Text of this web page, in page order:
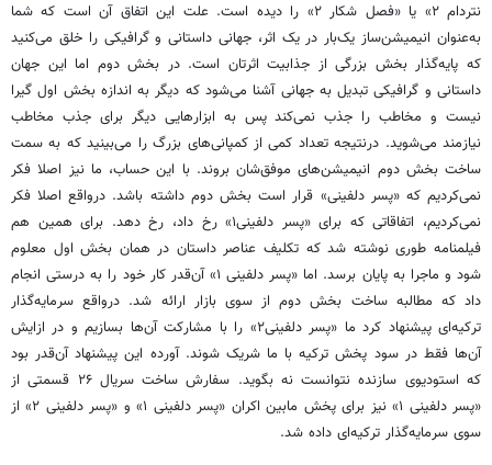
نتردام ۲» یا «فصل شکار ۲» را دیده است. علت این اتفاق آن است که شما
به‌عنوان انیمیشن‌ساز یک‌بار در یک اثر، جهانی داستانی و گرافیکی را خلق می‌کنید
که پایه‌گذار بخش بزرگی از جذابیت اثرتان است. در بخش دوم اما این جهان
داستانی و گرافیکی تبدیل به جهانی آشنا می‌شود که دیگر به اندازه بخش اول گیرا
نیست و مخاطب را جذب‌ نمی‌کند پس به ابزارهایی دیگر برای جذب مخاطب
نیازمند می‌شوید. درنتیجه تعداد کمی از کمپانی‌های بزرگ را می‌بینید که به سمت
ساخت بخش دوم انیمیشن‌های موفق‌شان بروند. با این حساب، ما نیز اصلا فکر
نمی‌کردیم که «پسر دلفینی» قرار است بخش دوم داشته باشد. درواقع اصلا فکر
نمی‌کردیم، اتفاقاتی که برای «پسر دلفینی۱» رخ داد، رخ دهد. برای همین هم
فیلمنامه طوری نوشته شد که تکلیف عناصر داستان در همان بخش اول معلوم
شود و ماجرا به پایان برسد. اما «پسر دلفینی ۱» آن‌قدر کار خود را به درستی انجام
داد که مطالبه ساخت بخش دوم از سوی بازار ارائه شد. درواقع سرمایه‌گذار
ترکیه‌ای پیشنهاد کرد ما «پسر دلفینی۲» را با مشارکت آن‌ها بسازیم و در ازایش
آن‌ها فقط در سود پخش ترکیه با ما شریک شوند. آورده این پیشنهاد آن‌قدر بود
که استودیوی سازنده نتوانست نه بگوید. سفارش ساخت سریال ۲۶ قسمتی از
«پسر دلفینی ۱» نیز برای پخش مابین اکران «پسر دلفینی ۱» و «پسر دلفینی ۲» از
سوی سرمایه‌گذار ترکیه‌ای داده شد.